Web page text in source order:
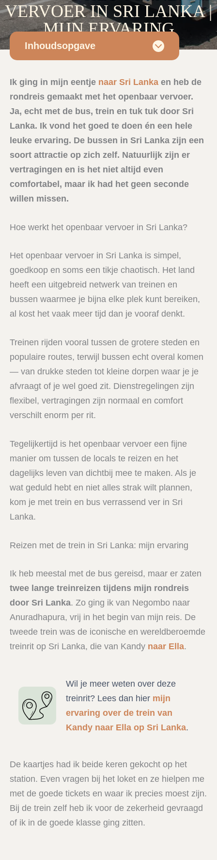
VERVOER IN SRI LANKA |
MIJN ERVARING
Sri Lanka •19/02/2026 Esmee
Inhoudsopgave
Ik ging in mijn eentje naar Sri Lanka en heb de
rondreis gemaakt met het openbaar vervoer.
Ja, echt met de bus, trein en tuk tuk door Sri
Lanka. Ik vond het goed te doen én een hele
leuke ervaring. De bussen in Sri Lanka zijn een
soort attractie op zich zelf. Natuurlijk zijn er
vertragingen en is het niet altijd even
comfortabel, maar ik had het geen seconde
willen missen.
Hoe werkt het openbaar vervoer in Sri Lanka?
Het openbaar vervoer in Sri Lanka is simpel,
goedkoop en soms een tikje chaotisch. Het land
heeft een uitgebreid netwerk van treinen en
bussen waarmee je bijna elke plek kunt bereiken,
al kost het vaak meer tijd dan je vooraf denkt.
Treinen rijden vooral tussen de grotere steden en
populaire routes, terwijl bussen echt overal komen
— van drukke steden tot kleine dorpen waar je je
afvraagt of je wel goed zit. Dienstregelingen zijn
flexibel, vertragingen zijn normaal en comfort
verschilt enorm per rit.
Tegelijkertijd is het openbaar vervoer een fijne
manier om tussen de locals te reizen en het
dagelijks leven van dichtbij mee te maken. Als je
wat geduld hebt en niet alles strak wilt plannen,
kom je met trein en bus verrassend ver in Sri
Lanka.
Reizen met de trein in Sri Lanka: mijn ervaring
Ik heb meestal met de bus gereisd, maar er zaten
twee lange treinreizen tijdens mijn rondreis
door Sri Lanka. Zo ging ik van Negombo naar
Anuradhapura, vrij in het begin van mijn reis. De
tweede trein was de iconische en wereldberoemde
treinrit op Sri Lanka, die van Kandy naar Ella.
Wil je meer weten over deze
treinrit? Lees dan hier mijn
ervaring over de trein van
Kandy naar Ella op Sri Lanka.
De kaartjes had ik beide keren gekocht op het
station. Even vragen bij het loket en ze hielpen me
met de goede tickets en waar ik precies moest zijn.
Bij de trein zelf heb ik voor de zekerheid gevraagd
of ik in de goede klasse ging zitten.